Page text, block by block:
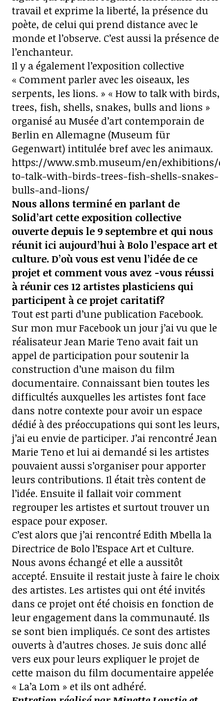
travail et exprime la liberté, la présence du
poète, de celui qui prend distance avec le
monde et l’observe. C’est aussi la présence de
l’enchanteur.
Il y a également l’exposition collective
« Comment parler avec les oiseaux, les
serpents, les lions. » « How to talk with birds,
trees, fish, shells, snakes, bulls and lions »
organisé au Musée d’art contemporain de
Berlin en Allemagne (Museum für
Gegenwart) intitulée bref avec les animaux.
https://www.smb.museum/en/
to-talk-with-birds-trees-fish-shells-snakes-
bulls-and-lions/
Nous allons terminé en parlant de
Solid’art cette exposition collective
ouverte depuis le 9 septembre et qui nous
réunit ici aujourd’hui à Bolo l’espace art et
culture. D’où vous est venu l’idée de ce
projet et comment vous avez -vous réussi
à réunir ces 12 artistes plasticiens qui
participent à ce projet caritatif?
Tout est parti d’une publication Facebook.
Sur mon mur Facebook un jour j’ai vu que le
réalisateur Jean Marie Teno avait fait un
appel de participation pour soutenir la
construction d’une maison du film
documentaire. Connaissant bien toutes les
difficultés auxquelles les artistes font face
dans notre contexte pour avoir un espace
dédié à des préoccupations qui sont les leurs,
j’ai eu envie de participer. J’ai rencontré Jean
Marie Teno et lui ai demandé si les artistes
pouvaient aussi s’organiser pour apporter
leurs contributions. Il était très content de
l’idée. Ensuite il fallait voir comment
regrouper les artistes et surtout trouver un
espace pour exposer.
C’est alors que j’ai rencontré Edith Mbella la
Directrice de Bolo l’Espace Art et Culture.
Nous avons échangé et elle a aussitôt
accepté. Ensuite il restait juste à faire le choix
des artistes. Les artistes qui ont été invités
dans ce projet ont été choisis en fonction de
leur engagement dans la communauté. Ils
se sont bien impliqués. Ce sont des artistes
ouverts à d’autres choses. Je suis donc allé
vers eux pour leurs expliquer le projet de
cette maison du film documentaire appelée
« La’a Lom » et ils ont adhéré.